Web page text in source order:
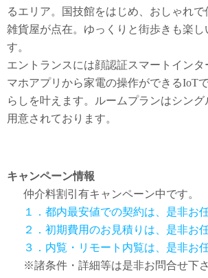
るエリア。国技館をはじめ、おしゃれ
雑貨屋が点在。ゆっくりと街歩きも楽
す。
エントランスには顔認証スマートインタ
マホアプリから家電の操作ができるIoT
らしを叶えます。ルームプランはシン
用意されております。
キャンペーン情報
仲介料割引有キャンペーン中です。
１．都内最安値での契約は、是非お
２．初期費用のお見積りは、是非お
３．内覧・リモート内覧は、是非お
※諸条件・詳細等は是非お問合せ下さ